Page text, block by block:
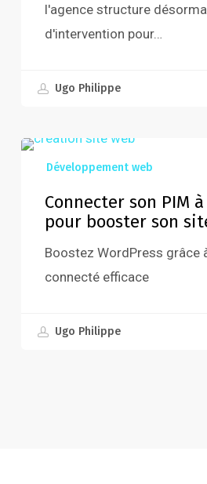
service
résultats
l'agence structure
d'intervention pour…
Ugo Philippe
Développement web
Connecter
WordPress
Connecter son PIM
pour booster son
Boostez WordPress grâce
connecté efficace
Ugo Philippe